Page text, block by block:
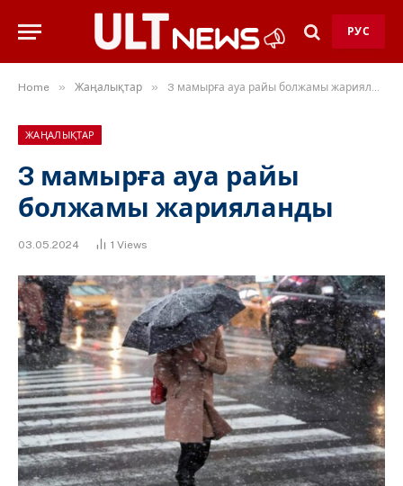
РУС
Home » Жаңалықтар » 3 мамырға ауа райы болжамы жарияланды
ЖАҢАЛЫҚТАР
3 мамырға ауа райы
болжамы жарияланды
03.05.2024 1 Views